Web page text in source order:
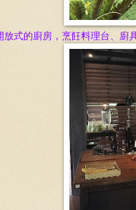
放式的廚房，烹飪料理台、廚